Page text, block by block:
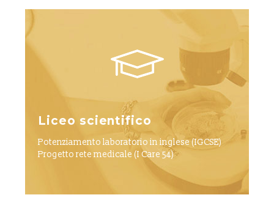
Liceo scientifico
Potenziamento laboratorio in inglese (IGCSE)
Progetto rete medicale (I Care 54)